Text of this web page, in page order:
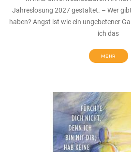
Jahreslosung 2027 gestaltet. – Wer
haben? Angst ist wie ein ungebetener
ich das
MEHR